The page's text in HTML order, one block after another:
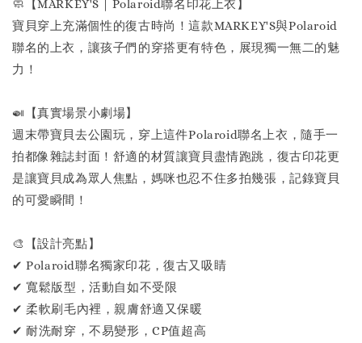
🧼【MARKEY'S｜Polaroid聯名印花上衣】
寶貝穿上充滿個性的復古時尚！這款MARKEY'S與Polaroid
聯名的上衣，讓孩子們的穿搭更有特色，展現獨一無二的魅
力！
🍛【真實場景小劇場】
週末帶寶貝去公園玩，穿上這件Polaroid聯名上衣，隨手一
拍都像雜誌封面！舒適的材質讓寶貝盡情跑跳，復古印花更
是讓寶貝成為眾人焦點，媽咪也忍不住多拍幾張，記錄寶貝
的可愛瞬間！
🎨【設計亮點】
✔ Polaroid聯名獨家印花，復古又吸睛
✔ 寬鬆版型，活動自如不受限
✔ 柔軟刷毛內裡，親膚舒適又保暖
✔ 耐洗耐穿，不易變形，CP值超高